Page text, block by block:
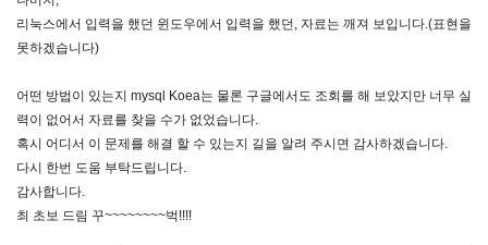
리눅스에서 입력을 했던 윈도우에서 입력을 했던, 자료는 깨져 보입니다.(표현을
못하겠습니다)
어떤 방법이 있는지 mysql Koea는 물론 구글에서도 조회를 해 보았지만 너무 실
력이 없어서 자료를 찾을 수가 없었습니다.
혹시 어디서 이 문제를 해결 할 수 있는지 길을 알려 주시면 감사하겠습니다.
다시 한번 도움 부탁드립니다.
감사합니다.
최 초보 드림 꾸~~~~~~~~벅!!!!